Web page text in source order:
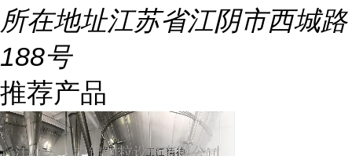
所在地址江苏省江阴市西城路
188号
推荐产品